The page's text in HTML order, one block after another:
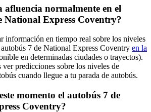
afluencia normalmente en el
National Express Coventry?
información en tiempo real sobre los niveles
7 de National Express Coventry en la
en determinadas ciudades o trayectos).
ver predicciones sobre los niveles de
cuando llegue a tu parada de autobús.
momento el autobús 7 de
Coventry?